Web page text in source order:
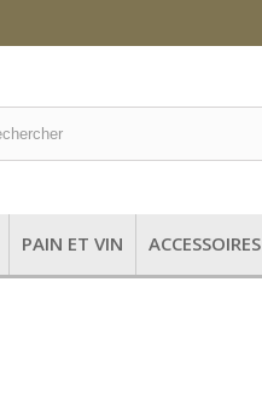
PAIN ET VIN ACCESSOIRES